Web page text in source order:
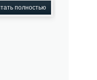
полностью